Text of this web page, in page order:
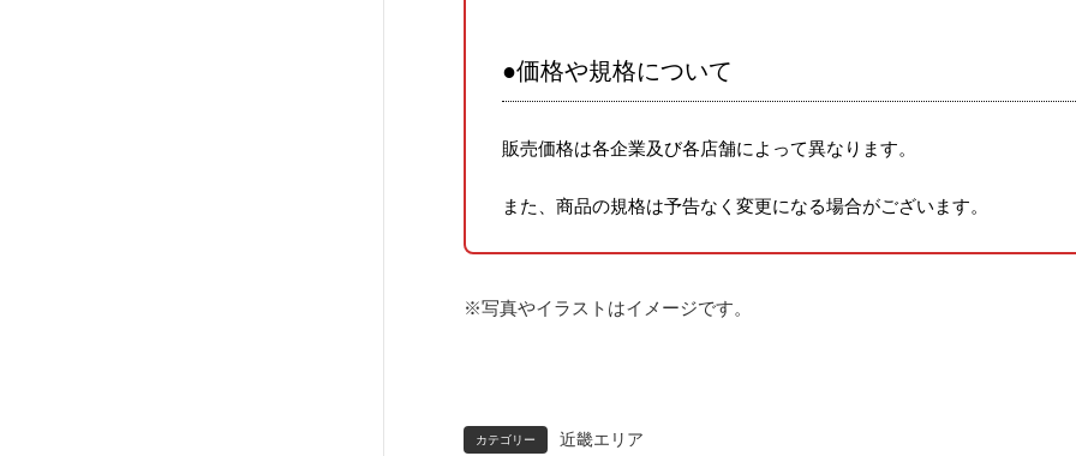
●価格や規格について
販売価格は各企業及び各店舗によって異なります。
また、商品の規格は予告なく変更になる場合がございます。
※写真やイラストはイメージです。
カテゴリー 近畿エリア